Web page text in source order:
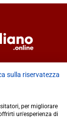
sulla riservatezza
per migliorare
un'esperienza di